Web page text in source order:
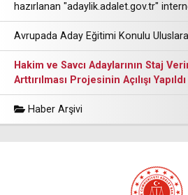
hazırlanan "adaylik.adalet.gov.tr"
Avrupada Aday Eğitimi Konulu
Hakim ve Savcı Adaylarının Staj
Arttırılması Projesinin Açılışı Yapıldı
Haber Arşivi